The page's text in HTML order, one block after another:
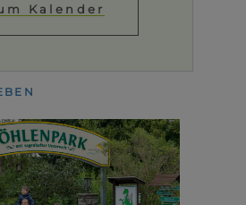
Kalender